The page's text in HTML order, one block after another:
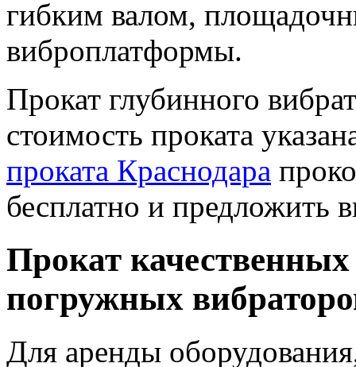
гибким валом,
виброплатформы.
Прокат глубинного
стоимость проката
проката Краснодара
бесплатно и предложить
Прокат
погружных
Для аренды